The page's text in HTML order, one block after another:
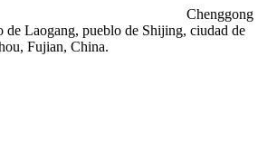
Chenggong
de Laogang, pueblo de Shijing, ciudad de
Fujian, China.